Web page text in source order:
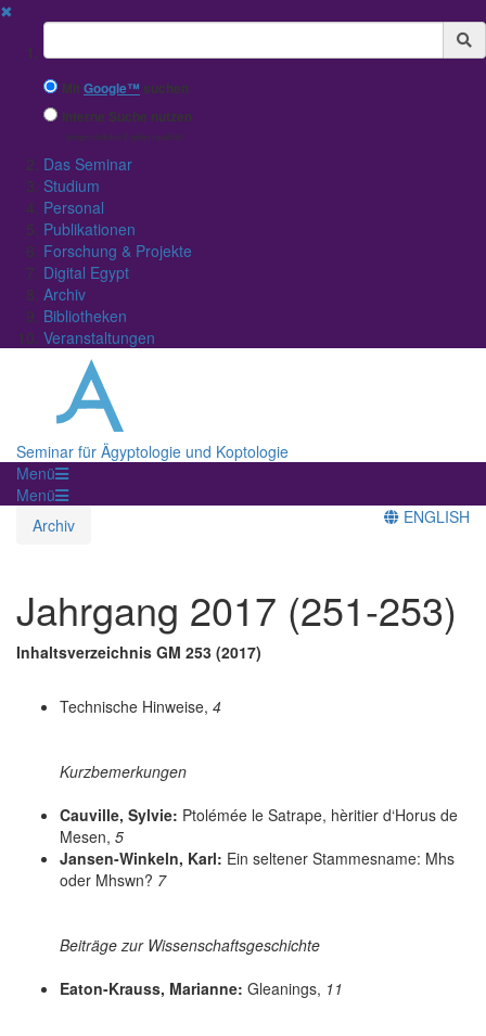
✖
Suchbegriff
MitGoogle™ suchen
Interne Suche nutzen
(eingeschränkte Ergebnisqualität)
Das Seminar
Studium
Personal
Publikationen
Forschung & Projekte
Digital Egypt
Archiv
Bibliotheken
Veranstaltungen
Seminar für Ägyptologie und Koptologie
Menü
Menü
Archiv
ENGLISH
Jahrgang 2017 (251-253)
Inhaltsverzeichnis GM 253 (2017)
Technische Hinweise, 4
Kurzbemerkungen
Cauville, Sylvie: Ptolémée le Satrape, hèritier d‘Horus de
Mesen, 5
Jansen-Winkeln, Karl: Ein seltener Stammesname: Mhs
oder Mhswn? 7
Beiträge zur Wissenschaftsgeschichte
Eaton-Krauss, Marianne: Gleanings, 11